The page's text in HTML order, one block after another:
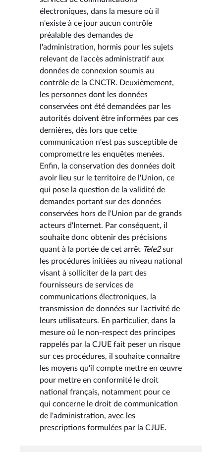
électroniques, dans la mesure où il
n'existe à ce jour aucun contrôle
préalable des demandes de
l'administration, hormis pour les sujets
relevant de l'accès administratif aux
données de connexion soumis au
contrôle de la CNCTR. Deuxièmement,
les personnes dont les données
conservées ont été demandées par les
autorités doivent être informées par ces
dernières, dès lors que cette
communication n'est pas susceptible de
compromettre les enquêtes menées.
Enfin, la conservation des données doit
avoir lieu sur le territoire de l'Union, ce
qui pose la question de la validité de
demandes portant sur des données
conservées hors de l'Union par de grands
acteurs d'Internet. Par conséquent, il
souhaite donc obtenir des précisions
quant à la portée de cet arrêt Tele2sur
les procédures initiées au niveau national
visant à solliciter de la part des
fournisseurs de services de
communications électroniques, la
transmission de données sur l'activité de
leurs utilisateurs. En particulier, dans la
mesure où le non-respect des principes
rappelés par la CJUE fait peser un risque
sur ces procédures, il souhaite connaître
les moyens qu'il compte mettre en œuvre
pour mettre en conformité le droit
national français, notamment pour ce
qui concerne le droit de communication
de l'administration, avec les
prescriptions formulées par la CJUE.